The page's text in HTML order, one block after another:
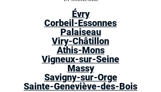
Évry
Corbeil-Essonnes
Palaiseau
Viry-Châtillon
Athis-Mons
Vigneux-sur-Seine
Massy
Savigny-sur-Orge
Sainte-Geneviève-des-Bois